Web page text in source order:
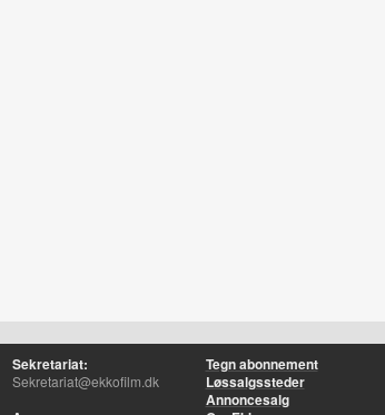
Sekretariat:
Sekretariat@ekkofilm.dk
Tegn abonnement
Løssalgssteder
Annoncesalg